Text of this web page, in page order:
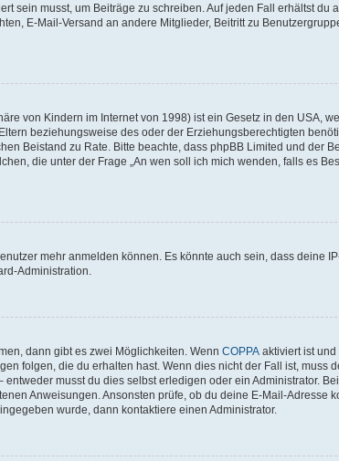
sein musst, um Beiträge zu schreiben. Auf jeden Fall erhältst du
E-Mail-Versand an andere Mitglieder, Beitritt zu
von Kindern im Internet von 1998) ist ein Gesetz in den USA,
beziehungsweise des oder der Erziehungsberechtigten
Beistand zu Rate. Bitte beachte, dass phpBB Limited und der
die unter der Frage „An wen soll ich mich wenden, falls es
mehr anmelden können. Es könnte auch sein, dass deine
Administration.
dann gibt es zwei Möglichkeiten. Wenn COPPA aktiviert ist
folgen, die du erhalten hast. Wenn dies nicht der Fall ist, muss
musst du dies selbst erledigen oder ein Administrator.
Anweisungen. Ansonsten prüfe, ob du deine E-Mail-Adresse
wurde, dann kontaktiere einen Administrator.